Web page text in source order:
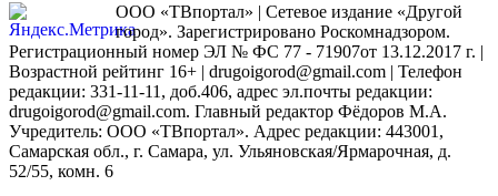
ООО «ТВпортал» | Сетевое издание «Другой
город». Зарегистрировано Роскомнадзором.
Регистрационный номер ЭЛ № ФС 77 - 71907от 13.12.2017 г. |
Возрастной рейтинг 16+ | drugoigorod@gmail.com | Телефон
редакции: 331-11-11, доб.406, адрес эл.почты редакции:
drugoigorod@gmail.com. Главный редактор Фёдоров М.А.
Учредитель: ООО «ТВпортал». Адрес редакции: 443001,
Самарская обл., г. Самара, ул. Ульяновская/Ярмарочная, д.
52/55, комн. 6